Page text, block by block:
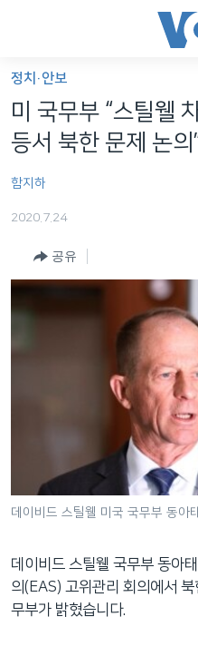
가
능
링
인
츠
로
션
로
이
세계
라디오
프로그램
주파수 안내
정치·안보
미 국무부 “스틸웰
등서 북한 문제 논의
함지하
2020.7.24
공유
데이비드 스틸웰 미국 국무부 동아
데이비드 스틸웰 국무부 동아
의(EAS) 고위관리 회의에서
무부가 밝혔습니다.